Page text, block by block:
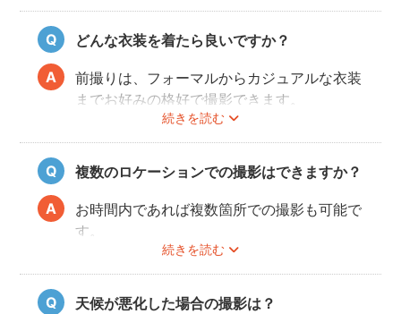
願いしております。
どんな衣装を着たら良いですか？
続きを読む
前撮りは、フォーマルからカジュアルな衣装
までお好みの格好で撮影できます。
最近では式当日と異なる雰囲気を残せる、カ
ジュアルな服装も人気が高いです。
和装・ウェディングドレス・タキシードだけ
でなく、女性はミニドレス、男性はハットを
かぶったり、カラフルな蝶ネクタイをした
り、ジャケット以外のスタイルも流行ってい
複数のロケーションでの撮影はできますか？
続きを読む
お時間内であれば複数箇所での撮影も可能で
す。
事前に撮りたい場所や撮影のイメージをフォ
トグラファーさんと相談しておくと撮影もス
ムーズに行うことができますよ。
天候が悪化した場合の撮影は？